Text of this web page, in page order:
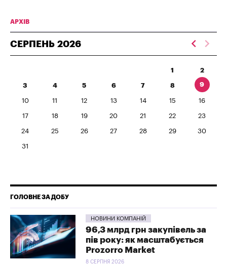
АРХІВ
СЕРПЕНЬ 2026
1 2
3 4 5 6 7 8 9
10 11 12 13 14 15 16
17 18 19 20 21 22 23
24 25 26 27 28 29 30
31
ГОЛОВНЕ ЗА ДОБУ
НОВИНИ КОМПАНІЙ
96,3 млрд грн закупівель за
пів року: як масштабується
Prozorro Market
8 СЕРПНЯ 2026